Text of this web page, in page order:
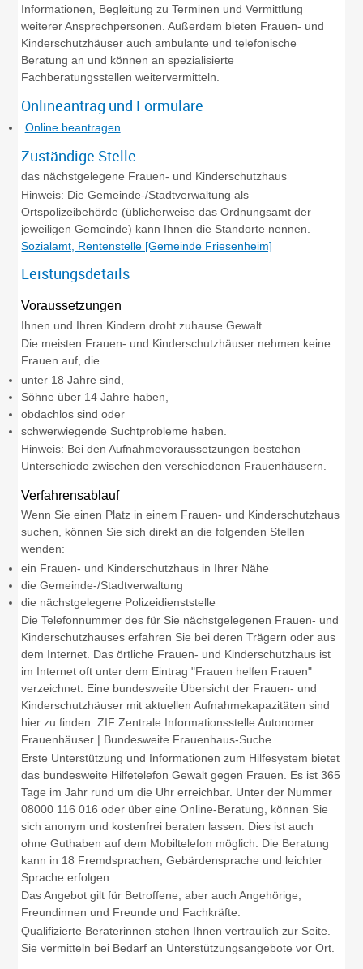
Informationen, Begleitung zu Terminen und Vermittlung
weiterer Ansprechpersonen. Außerdem bieten Frauen- und
Kinderschutzhäuser auch ambulante und telefonische
Beratung an und können an spezialisierte
Fachberatungsstellen weitervermitteln.
Onlineantrag und Formulare
Online beantragen
Zuständige Stelle
das nächstgelegene Frauen- und Kinderschutzhaus
Hinweis: Die Gemeinde-/Stadtverwaltung als
Ortspolizeibehörde (üblicherweise das Ordnungsamt der
jeweiligen Gemeinde) kann Ihnen die Standorte nennen.
Sozialamt, Rentenstelle [Gemeinde Friesenheim]
Leistungsdetails
Voraussetzungen
Ihnen und Ihren Kindern droht zuhause Gewalt.
Die meisten Frauen- und Kinderschutzhäuser nehmen keine
Frauen auf, die
unter 18 Jahre sind,
Söhne über 14 Jahre haben,
obdachlos sind oder
schwerwiegende Suchtprobleme haben.
Hinweis: Bei den Aufnahmevoraussetzungen bestehen
Unterschiede zwischen den verschiedenen Frauenhäusern.
Verfahrensablauf
Wenn Sie einen Platz in einem Frauen- und Kinderschutzhaus
suchen, können Sie sich direkt an die folgenden Stellen
wenden:
ein Frauen- und Kinderschutzhaus in Ihrer Nähe
die Gemeinde-/Stadtverwaltung
die nächstgelegene Polizeidienststelle
Die Telefonnummer des für Sie nächstgelegenen Frauen- und
Kinderschutzhauses erfahren Sie bei deren Trägern oder aus
dem Internet. Das örtliche Frauen- und Kinderschutzhaus ist
im Internet oft unter dem Eintrag "Frauen helfen Frauen"
verzeichnet. Eine bundesweite Übersicht der Frauen- und
Kinderschutzhäuser mit aktuellen Aufnahmekapazitäten sind
hier zu finden: ZIF Zentrale Informationsstelle Autonomer
Frauenhäuser | Bundesweite Frauenhaus-Suche
Erste Unterstützung und Informationen zum Hilfesystem bietet
das bundesweite Hilfetelefon Gewalt gegen Frauen. Es ist 365
Tage im Jahr rund um die Uhr erreichbar. Unter der Nummer
08000 116 016 oder über eine Online-Beratung, können Sie
sich anonym und kostenfrei beraten lassen. Dies ist auch
ohne Guthaben auf dem Mobiltelefon möglich. Die Beratung
kann in 18 Fremdsprachen, Gebärdensprache und leichter
Sprache erfolgen.
Das Angebot gilt für Betroffene, aber auch Angehörige,
Freundinnen und Freunde und Fachkräfte.
Qualifizierte Beraterinnen stehen Ihnen vertraulich zur Seite.
Sie vermitteln bei Bedarf an Unterstützungsangebote vor Ort.